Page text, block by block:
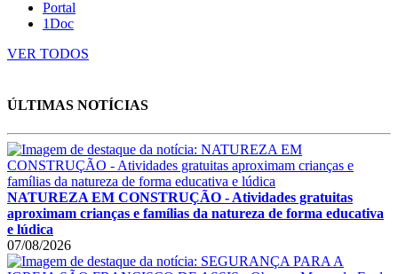
Portal
1Doc
VER TODOS
ÚLTIMAS NOTÍCIAS
NATUREZA EM CONSTRUÇÃO - Atividades gratuitas
aproximam crianças e famílias da natureza de forma educativa
e lúdica
07/08/2026